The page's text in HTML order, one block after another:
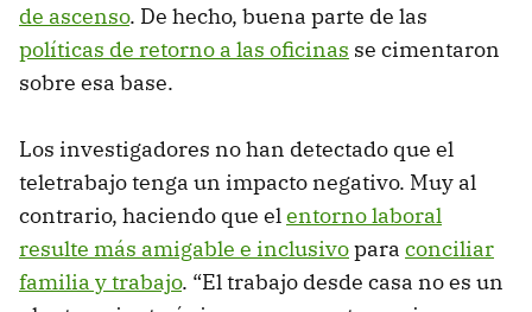
de ascenso. De hecho, buena parte de las
políticas de retorno a las oficinas se cimentaron
sobre esa base.
Los investigadores no han detectado que el
teletrabajo tenga un impacto negativo. Muy al
contrario, haciendo que elentorno laboral
resulte más amigable e inclusivopara conciliar
familia y trabajo. “El trabajo desde casa no es un